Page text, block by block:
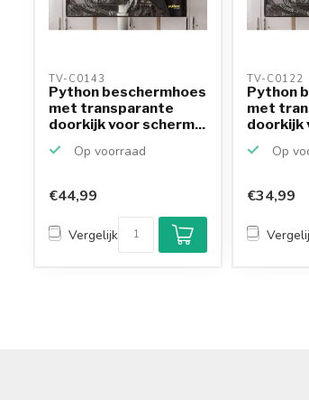
TV-C0143
Python beschermhoes
met transparante
doorkijk voor scherm...
Op voorraad
€44,99
Vergelijk
TV-C0122
Python
met
doorkijk
Op
€34,99